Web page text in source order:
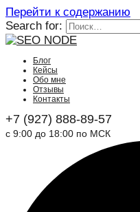
Перейти к содержанию
Search for:
Блог
Кейсы
Обо мне
Отзывы
Контакты
+7 (927) 888-89-57
с 9:00 до 18:00 по МСК